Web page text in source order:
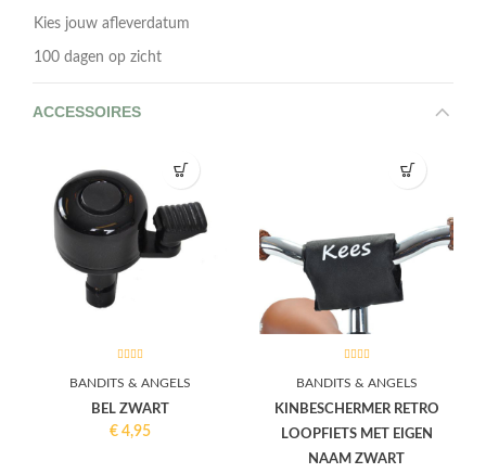
Kies jouw afleverdatum
100 dagen op zicht
ACCESSOIRES
BANDITS & ANGELS
BEL ZWART
€ 4,95
BANDITS & ANGELS
KINBESCHERMER RETRO
LOOPFIETS MET EIGEN
NAAM ZWART